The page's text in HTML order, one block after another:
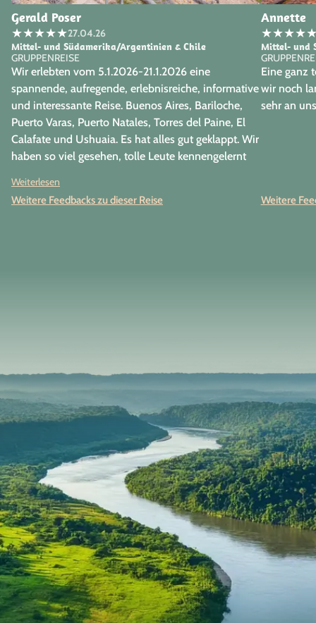
Gerald Poser
★★★★★27.04.26
Mittel- und Südamerika/Argentinien & Chile
GRUPPENREISE
Wir erlebten vom 5.1.2026-21.1.2026 eine
spannende, aufregende, erlebnisreiche, informative
und interessante Reise. Buenos Aires, Bariloche,
Puerto Varas, Puerto Natales, Torres del Paine, El
Calafate und Ushuaia. Es hat alles gut geklappt. Wir
haben so viel gesehen, tolle Leute kennengelernt
überhaupt, nämlich Walter Lion. Ein
Organisationstalent mit viel Geduld,
Weiterlesen
Weitere Feedbacks zu dieser Reise
Annette
★★★★
Mittel- und
Eine ganz
wir noch
sehr an
Weitere